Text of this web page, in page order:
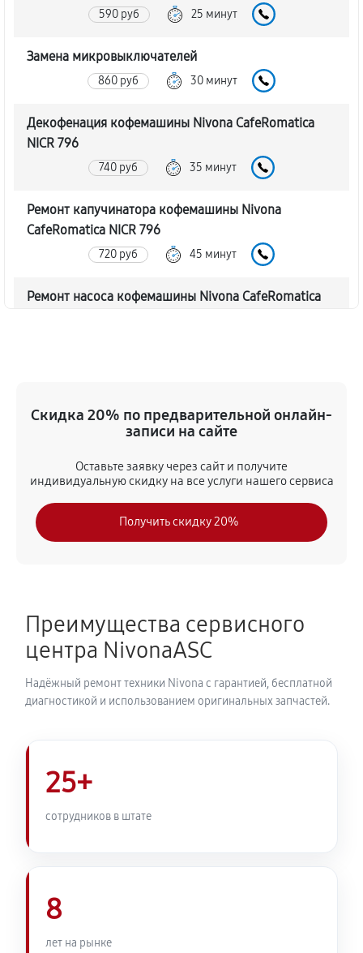
590 руб 25 минут
Замена микровыключателей
860 руб 30 минут
Декофенация кофемашины Nivona CafeRomatica
NICR 796
740 руб 35 минут
Ремонт капучинатора кофемашины Nivona
CafeRomatica NICR 796
720 руб 45 минут
Ремонт насоса кофемашины Nivona CafeRomatica
620 руб 45 минут
Чистка от кофейных масел
Замена модуля управления
NICR 796
720 руб 40 минут
Ремонт гидросистемы кофемашины Nivona
CafeRomatica NICR 796
Ремонт кофемолки кофемашины Nivona
CafeRomatica NICR 796
740 руб
Скидка 20% по предварительной онлайн-
записи на сайте
Оставьте заявку через сайт и получите
индивидуальную скидку на все услуги нашего сервиса
Получить скидку 20%
Преимущества сервисного
центра NivonaASC
Надёжный ремонт техники Nivona с гарантией, бесплатной
диагностикой и использованием оригинальных запчастей.
25+
сотрудников в штате
8
лет на рынке